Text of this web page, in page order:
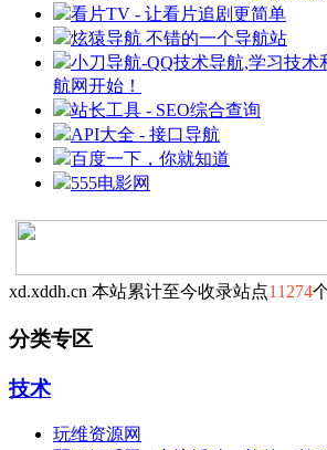
看片TV - 让看片追剧更简单
炫猿导航 不错的一个导航站
小刀导航-QQ技术导航,学习技术
航网开始！
站长工具 - SEO综合查询
API大全 - 接口导航
百度一下，你就知道
555电影网
xd.xddh.cn 本站累计至今收录站点11274
分类专区
技术
玩维资源网